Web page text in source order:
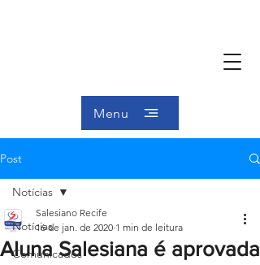
Menu
Post
Notícias
Comunicados
Notícias
Aluna Salesiana é aprovada
Salesiano Recife
16 de jan. de 2020 1 min de leitura